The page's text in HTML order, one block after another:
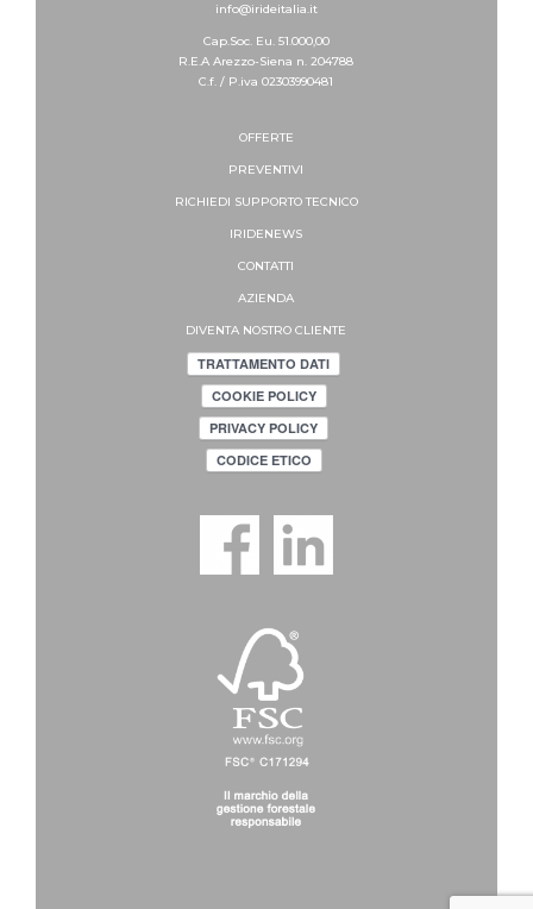
info@irideitalia.it
Cap.Soc. Eu. 51.000,00
R.E.A Arezzo-Siena n. 204788
C.f. / P.iva 02303990481
OFFERTE
PREVENTIVI
RICHIEDI SUPPORTOTECNICO
IRIDENEWS
CONTATTI
AZIENDA
DIVENTA NOSTRO CLIENTE